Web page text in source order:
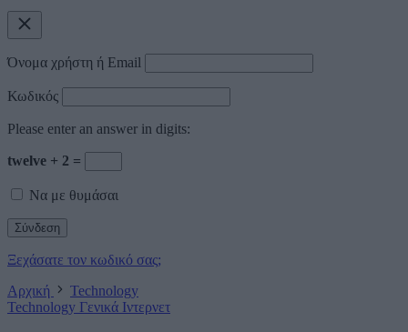
Όνομα χρήστη ή Email
Κωδικός
Please enter an answer in digits:
twelve + 2 =
Να με θυμάσαι
Ξεχάσατε τον κωδικό σας;
Αρχική
Technology
Technology Γενικά Ιντερνετ